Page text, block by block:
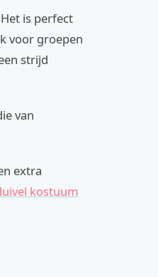
is perfect
voor groepen
strijd
van
extra
kostuum